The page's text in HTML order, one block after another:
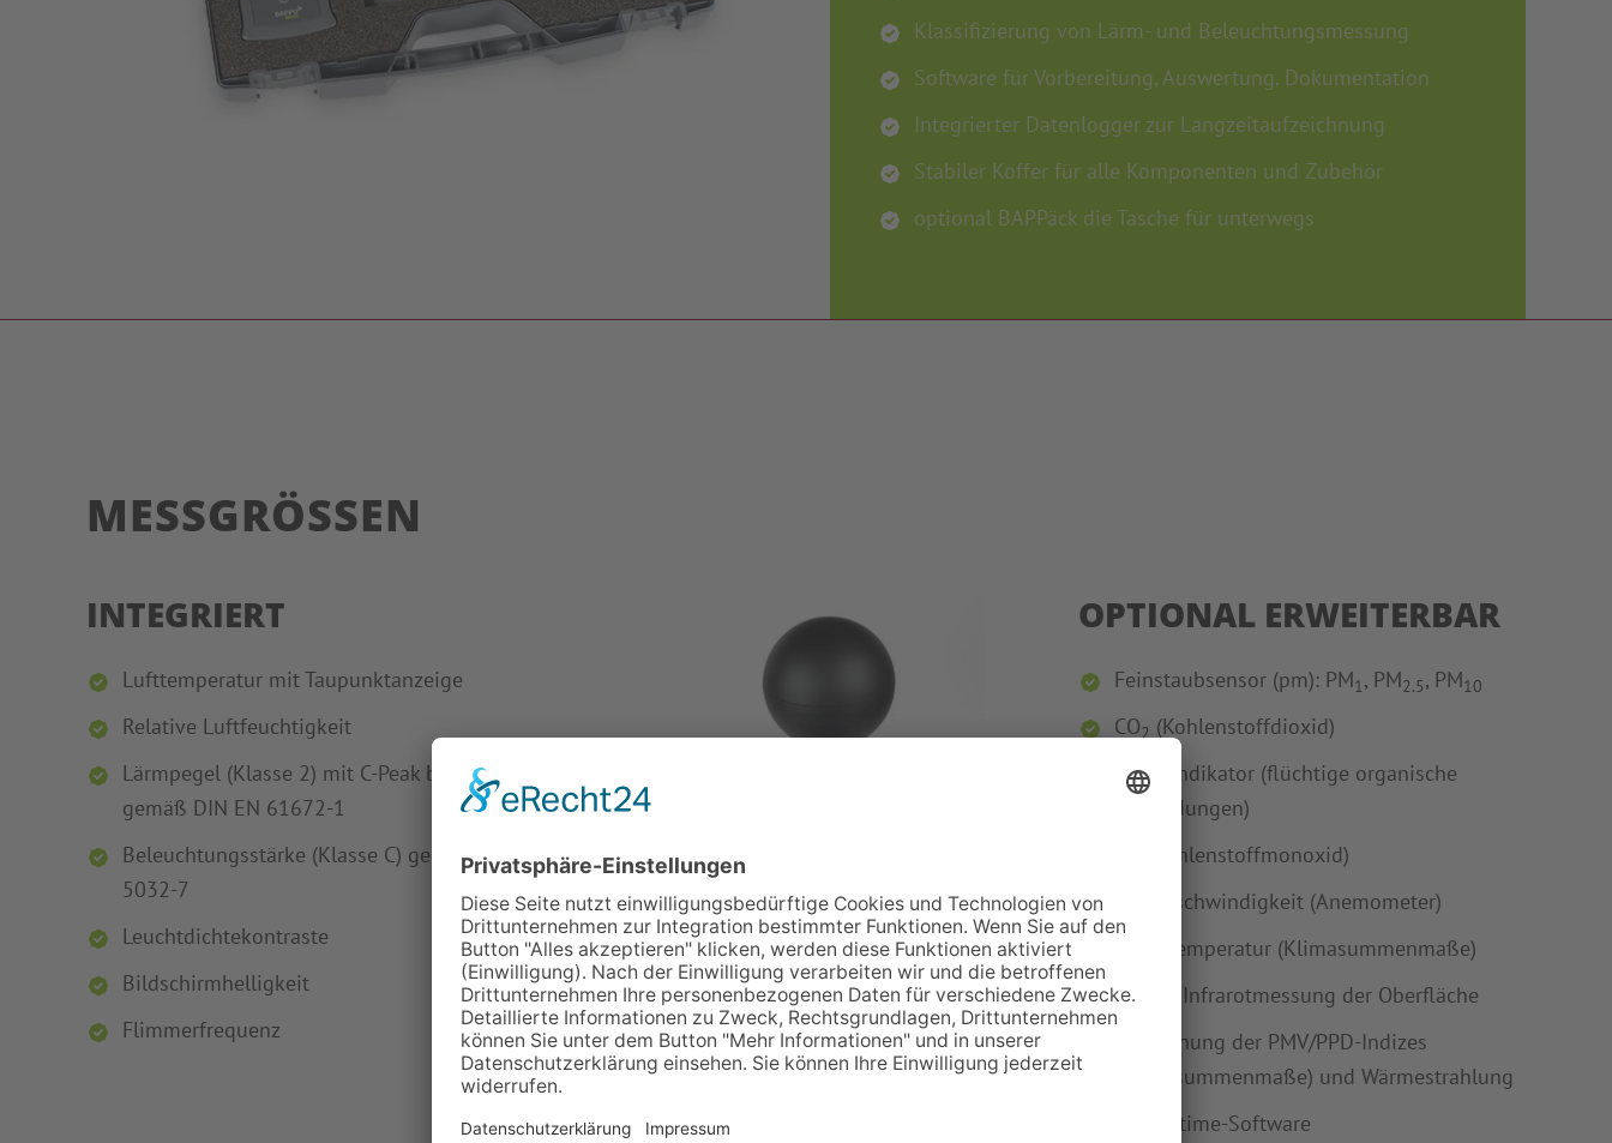
Klassifizierung von Lärm- und Beleuchtungsmessung
Software für Vorbereitung, Auswertung, Dokumentation
Integrierter Datenlogger zur Langzeitaufzeichnung
Stabiler Koffer für alle Komponenten und Zubehör
optional BAPPäck die Tasche für unterwegs
MESSGRÖSSEN
INTEGRIERT
Lufttemperatur mit Taupunktanzeige
Relative Luftfeuchtigkeit
Lärmpegel (Klasse 2) mit C-Peak bis 137dB,
gemäß DIN EN 61672-1
Beleuchtungsstärke (Klasse C) gemäß DIN
5032-7
Leuchtdichtekontraste
Bildschirmhelligkeit
Flimmerfrequenz
OPTIONAL ERWEITERBAR
Feinstaubsensor (pm): PM1, PM2.5, PM10
CO2 (Kohlenstoffdioxid)
TVOC-Indikator (flüchtige organische
Verbindungen)
CO (Kohlenstoffmonoxid)
Luftgeschwindigkeit (Anemometer)
Globetemperatur (Klimasummenmaße)
IRevo - Infrarotmessung der Oberfläche
Berechnung der PMV/PPD-Indizes
(Klimasummenmaße) und Wärmestrahlung
BAPPUtime-Software